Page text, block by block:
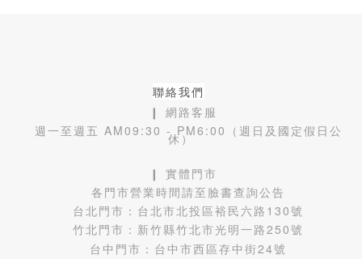
聯絡我們
❙ 網路客服
週一至週五 AM09:30 - PM6:00（週日及國定假日公
休）
❙ 實體門市
各門市營業時間請至臉書查詢公告
台北門市： 台北市北投區裕民六路130號
竹北門市： 新竹縣竹北市光明一路250號
台中門市： 台中市西區存中街24號